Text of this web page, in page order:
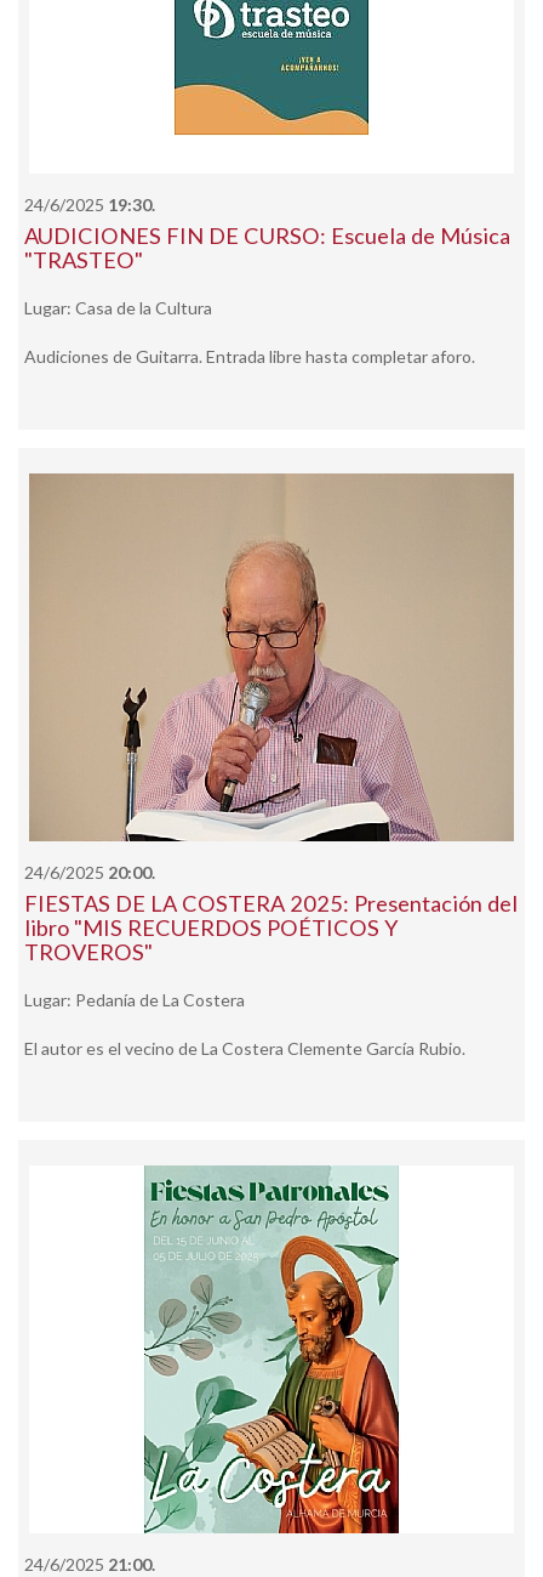
24/6/2025 19:30.
AUDICIONES FIN DE CURSO: Escuela de Música
"TRASTEO"
Lugar: Casa de la Cultura
Audiciones de Guitarra. Entrada libre hasta completar aforo.
24/6/2025 20:00.
FIESTAS DE LA COSTERA 2025: Presentación del
libro "MIS RECUERDOS POÉTICOS Y
TROVEROS"
Lugar: Pedanía de La Costera
El autor es el vecino de La Costera Clemente García Rubio.
24/6/2025 21:00.